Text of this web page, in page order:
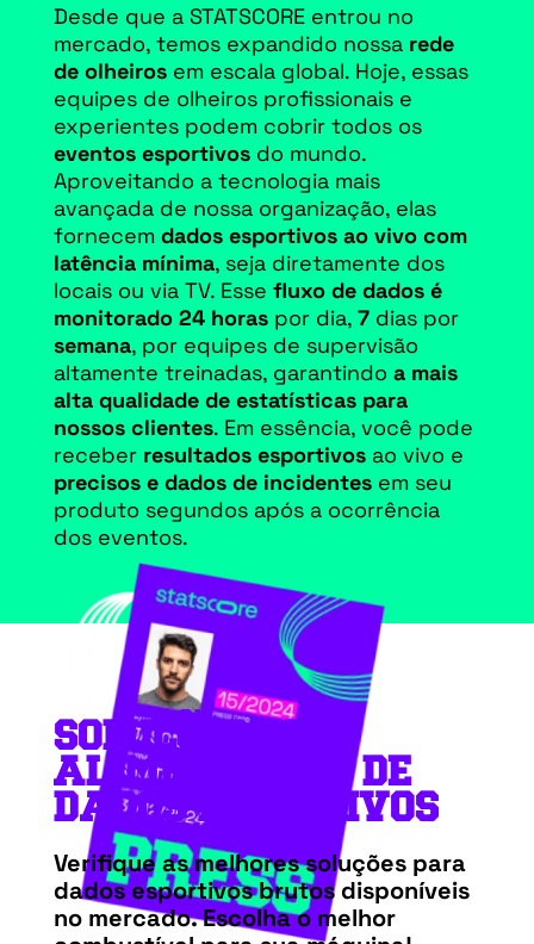
Desde que a STATSCORE entrou no
mercado, temos expandido nossa rede
de olheirosem escala global. Hoje, essas
equipes de olheiros profissionais e
experientes podem cobrir todos os
eventos esportivosdo mundo.
Aproveitando a tecnologia mais
avançada de nossa organização, elas
fornecem dados esportivos ao vivo com
latência mínima, seja diretamente dos
locais ou via TV. Esse fluxo de dados é
monitorado 24 horaspor dia, 7dias por
semana, por equipes de supervisão
altamente treinadas, garantindo a mais
alta qualidade de estatísticas para
nossos clientes. Em essência, você pode
receber resultados esportivosao vivo e
precisos e dados de incidentesem seu
produto segundos após a ocorrência
dos eventos.
SOLUÇÕES DE
ALIMENTAÇÃO DE
DADOS ESPORTIVOS
Verifique as melhores soluções para
dados esportivos brutos disponíveis
no mercado. Escolha o melhor